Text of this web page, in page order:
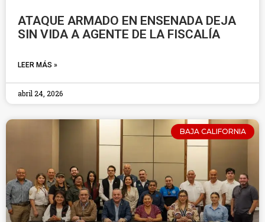
ATAQUE ARMADO EN ENSENADA DEJA
SIN VIDA A AGENTE DE LA FISCALÍA
LEER MÁS »
abril 24, 2026
BAJA CALIFORNIA